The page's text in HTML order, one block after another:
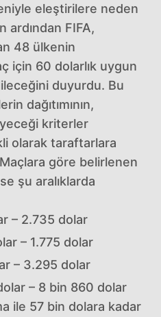
eleştirilere neden
ardından FIFA,
48 ülkenin
için 60 dolarlık uygun
duyurdu. Bu
dağıtımının,
kriterler
olarak taraftarlara
göre belirlenen
şu aralıklarda
– 2.735 dolar
– 1.775 dolar
– 3.295 dolar
– 8 bin 860 dolar
ile 57 bin dolara kadar